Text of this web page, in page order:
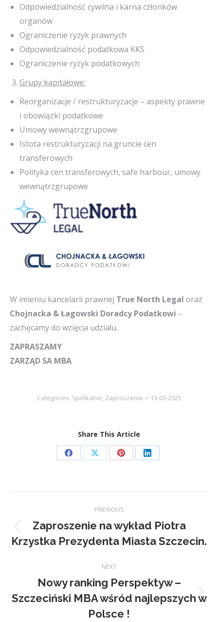
Odpowiedzialność cywilna i karna członków
organów
Ograniczenie ryzyk prawnych
Odpowiedzialność podatkowa KKS
Ograniczenie ryzyk podatkowych
Grupy kapitałowe:
Reorganizacje / restrukturyzacje – aspekty prawne
i obowiązki podatkowe
Umowy wewnątrzgrupowe
Istota restrukturyzacji na gruncie cen
transferowych
Polityka cen transferowych, safe harbour, umowy
wewnątrzgrupowe
W imieniu kancelarii prawnej True North Legal oraz
Chojnacka & Łagowski Doradcy Podatkowi –
zachęcamy do wzięcia udziału.
ZAPRASZAMY
ZARZĄD SA MBA
Categories: Spotkanie, Zaproszenie 13-03-2025
Share This Article
Share
Facebook
Share
X
Share
Pinterest
Share
LinkedIn
navigation
PREVIOUS
Previous
post:
Zaproszenie na wykład Piotra
Krzystka Prezydenta Miasta Szczecin.
NEXT
Next
post:
Nowy ranking Perspektyw –
Szczeciński MBA wśród najlepszych w
Polsce !